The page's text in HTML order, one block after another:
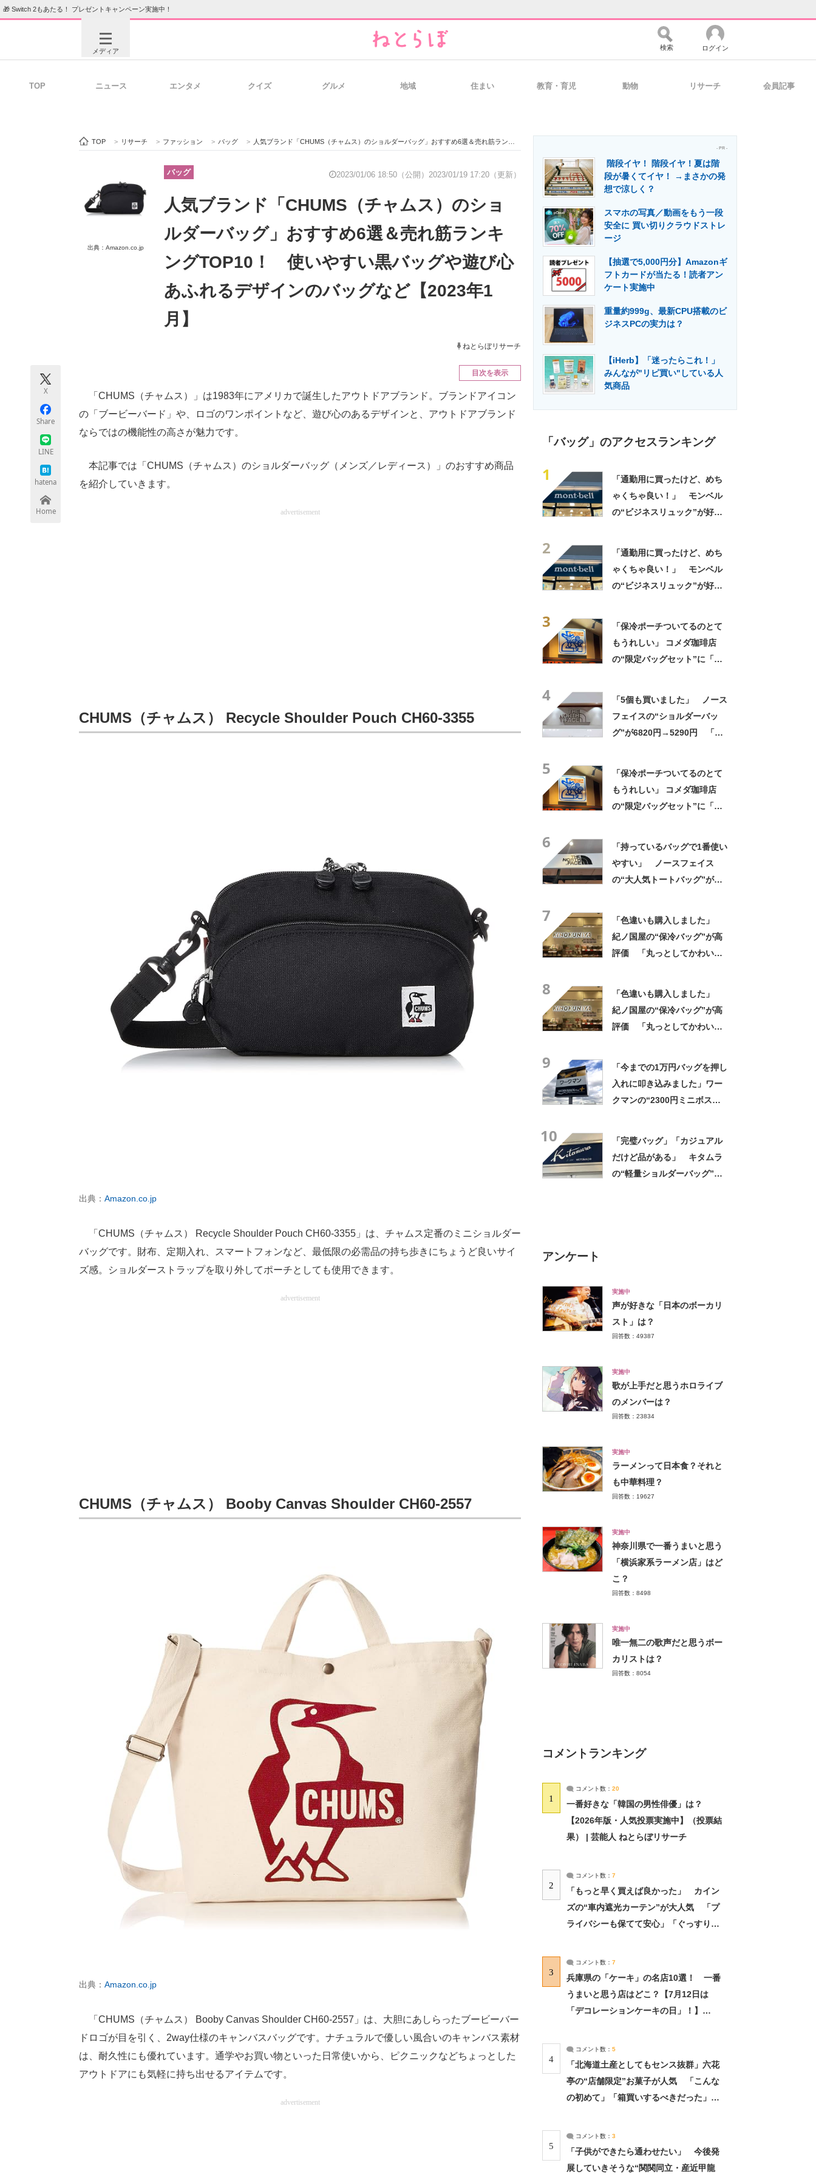
🎁 Switch 2もあたる！ プレゼントキャンペーン実施中！
メディア
ビジネスと働き方のヒント 経営リーダーのコミュニティ マーケ×ITの今がよく分かる
IT製品の技術・比較・事例 製造業のIT導入・活用を支援
エレクトロニクス専門サイト 電子設計の基本と応用 エネルギーの専門メディア 建設×テクノロジーの最前線
検索 ログイン
TOP ニュース エンタメ クイズ グルメ 地域 住まい 教育・育児 動物 リサーチ 会員記事
TOP > リサーチ > ファッション > バッグ > 人気ブランド「CHUMS（チャムス）のショルダーバッグ」おすすめ6選＆売れ筋ランキングTOP10！ 使いやすい黒バッグや遊び心あふれるデザインのバッグなど【2023年1月】
出典：Amazon.co.jp
バッグ 2023/01/06 18:50（公開） 2023/01/19 17:20（更新）
人気ブランド「CHUMS（チャムス）のショ
ルダーバッグ」おすすめ6選＆売れ筋ランキ
ングTOP10！ 使いやすい黒バッグや遊び心
あふれるデザインのバッグなど【2023年1
月】
ねとらぼリサーチ
X
Share
LINE
hatena
Home
目次を表示
「CHUMS（チャムス）」は1983年にアメリカで誕生したアウトドアブランド。ブランドアイコン
の「ブービーバード」や、ロゴのワンポイントなど、遊び心のあるデザインと、アウトドアブランド
ならではの機能性の高さが魅力です。
本記事では「CHUMS（チャムス）のショルダーバッグ（メンズ／レディース）」のおすすめ商品
を紹介していきます。
advertisement
CHUMS（チャムス） Recycle Shoulder Pouch CH60-3355
出典： Amazon.co.jp
「CHUMS（チャムス） Recycle Shoulder Pouch CH60-3355」は、チャムス定番のミニショルダー
バッグです。財布、定期入れ、スマートフォンなど、最低限の必需品の持ち歩きにちょうど良いサイ
ズ感。ショルダーストラップを取り外してポーチとしても使用できます。
advertisement
CHUMS（チャムス） Booby Canvas Shoulder CH60-2557
出典： Amazon.co.jp
「CHUMS（チャムス） Booby Canvas Shoulder CH60-2557」は、大胆にあしらったブービーバー
ドロゴが目を引く、2way仕様のキャンバスバッグです。ナチュラルで優しい風合いのキャンバス素材
は、耐久性にも優れています。通学やお買い物といった日常使いから、ピクニックなどちょっとした
アウトドアにも気軽に持ち出せるアイテムです。
advertisement
- PR -
階段イヤ！ 階段イヤ！夏は階
段が暑くてイヤ！ →まさかの発
想で涼しく？
スマホの写真／動画をもう一段
安全に 買い切りクラウドストレ
ージ
【抽選で5,000円分】Amazonギ
フトカードが当たる！読者アン
ケート実施中
重量約999g、最新CPU搭載のビ
ジネスPCの実力は？
【iHerb】「迷ったらこれ！」
みんなが"リピ買い"している人
気商品
「バッグ」のアクセスランキング
1
「通勤用に買ったけど、めち
ゃくちゃ良い！」 モンベル
の“ビジネスリュック”が好
2
「通勤用に買ったけど、めち
ゃくちゃ良い！」 モンベル
の“ビジネスリュック”が好
3
「保冷ポーチついてるのとて
もうれしい」 コメダ珈琲店
の“限定バッグセット”に「ペ
4
「5個も買いました」 ノース
フェイスの“ショルダーバッ
グ”が6820円→5290円 「長
5
「保冷ポーチついてるのとて
もうれしい」 コメダ珈琲店
の“限定バッグセット”に「ペ
6
「持っているバッグで1番使い
やすい」 ノースフェイス
の“大人気トートバッグ”が
7
「色違いも購入しました」
紀ノ国屋の“保冷バッグ”が高
評価 「丸っとしてかわいい
8
「色違いも購入しました」
紀ノ国屋の“保冷バッグ”が高
評価 「丸っとしてかわいい
9
「今までの1万円バッグを押し
入れに叩き込みました」ワー
クマンの“2300円ミニボスト
10
「完璧バッグ」「カジュアル
だけど品がある」 キタムラ
の“軽量ショルダーバッグ”が
アンケート
実施中
声が好きな「日本のボーカリ
スト」は？
回答数：49387
実施中
歌が上手だと思うホロライブ
のメンバーは？
回答数：23834
実施中
ラーメンって日本食？それと
も中華料理？
回答数：19627
実施中
神奈川県で一番うまいと思う
「横浜家系ラーメン店」はど
こ？
回答数：8498
実施中
唯一無二の歌声だと思うボー
カリストは？
回答数：8054
コメントランキング
1
コメント数： 20
一番好きな「韓国の男性俳優」は？
【2026年版・人気投票実施中】（投票結
果） | 芸能人 ねとらぼリサーチ
2
コメント数： 7
「もっと早く買えば良かった」 カイン
ズの“車内遮光カーテン”が大人気 「プ
ライバシーも保てて安心」「ぐっすり眠
3
コメント数： 7
兵庫県の「ケーキ」の名店10選！ 一番
うまいと思う店はどこ？【7月12日は
「デコレーションケーキの日」！】
4
コメント数： 5
「北海道土産としてもセンス抜群」六花
亭の“店舗限定”お菓子が人気 「こんな
の初めて」「箱買いするべきだった」
5
コメント数： 3
「子供ができたら通わせたい」 今後発
展していきそうな“関関同立・産近甲龍